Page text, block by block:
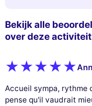
Bekijk alle
over deze
Accueil sympa, rythme
pense qu'il vaudrait